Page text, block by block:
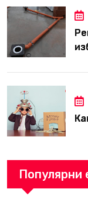
Популярни